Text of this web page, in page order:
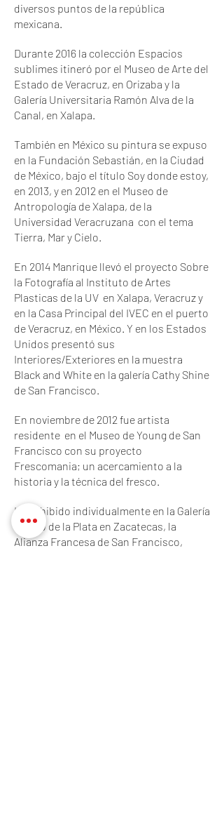
diversos puntos de la república
mexicana.
Durante 2016 la colección Espacios
sublimes itineró por el Museo de Arte del
Estado de Veracruz, en Orizaba y la
Galería Universitaria Ramón Alva de la
Canal, en Xalapa.
También en México su pintura se expuso
en la Fundación Sebastián, en la Ciudad
de México, bajo el título Soy donde estoy,
en 2013, y en 2012 en el Museo de
Antropología de Xalapa, de la
Universidad Veracruzana con el tema
Tierra, Mar y Cielo.
En 2014 Manrique llevó el proyecto Sobre
la Fotografía al Instituto de Artes
Plasticas de la UV en Xalapa, Veracruz y
en la Casa Principal del IVEC en el puerto
de Veracruz, en México. Y en los Estados
Unidos presentó sus
Interiores/Exteriores en la muestra
Black and White en la galería Cathy Shine
de San Francisco.
En noviembre de 2012 fue artista
residente en el Museo de Young de San
Francisco con su proyecto
Frescomania; un acercamiento a la
historia y la técnica del fresco.
Ha exhibido individualmente en la Galería
Arroyo de la Plata en Zacatecas, la
Alianza Francesa de San Francisco,